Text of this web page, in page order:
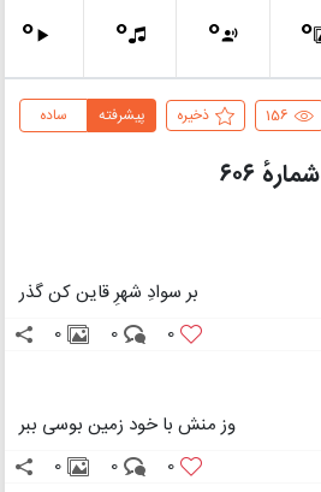
0
0
0
0
156 ذخیره ساده پیشرفته
شمارهٔ ۶۰۶
بر سوادِ شهرِ قاین کن گذر
0
0
0
وز منش با خود زمین بوسی ببر
0
0
0